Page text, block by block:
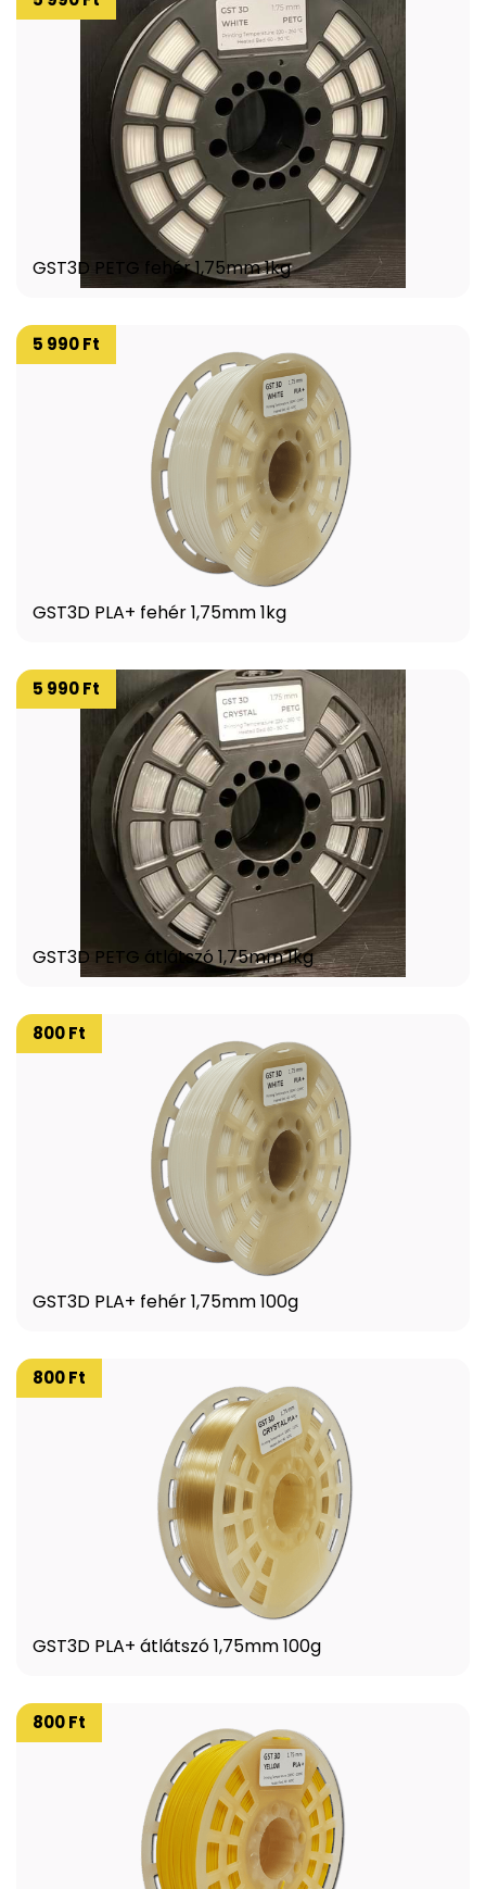
GST3D PETG fehér 1,75mm 1kg
GST3D PLA+ fehér 1,75mm 1kg
5 990 Ft
GST3D PETG átlátszó 1,75mm 1kg
5 990 Ft
GST3D PLA+ fehér 1,75mm 100g
800 Ft
GST3D PLA+ átlátszó 1,75mm 100g
800 Ft
800 Ft